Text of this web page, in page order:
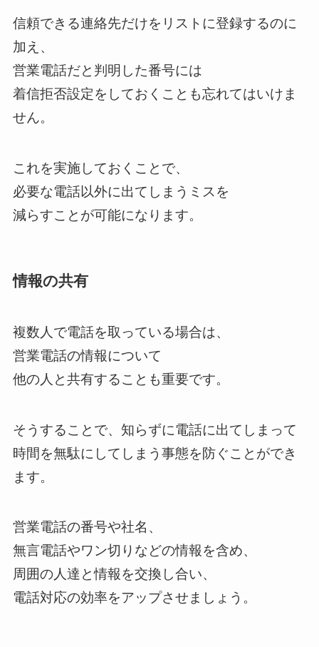
信頼できる連絡先だけをリストに登録するのに
加え、
営業電話だと判明した番号には
着信拒否設定をしておくことも忘れてはいけま
せん。
これを実施しておくことで、
必要な電話以外に出てしまうミスを
減らすことが可能になります。
情報の共有
複数人で電話を取っている場合は、
営業電話の情報について
他の人と共有することも重要です。
そうすることで、知らずに電話に出てしまって
時間を無駄にしてしまう事態を防ぐことができ
ます。
営業電話の番号や社名、
無言電話やワン切りなどの情報を含め、
周囲の人達と情報を交換し合い、
電話対応の効率をアップさせましょう。